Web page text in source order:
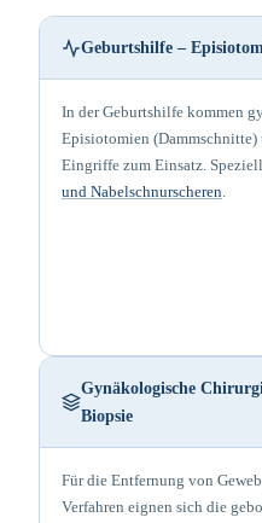
Geburtshilfe –
In der Geburtshilfe kommen
Episiotomien
Eingriffe zum Einsatz.
und Nabelschnurscheren.
Gynäkologische
Biopsie
Für die Entfernung von
Verfahren eignen sich die